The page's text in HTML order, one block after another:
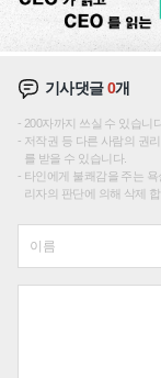
기사댓글0개
200자까지 쓰실 수 있습니
저작권 등 다른 사람의 권
를 받을 수 있습니다.
타인에게 불쾌감을 주는
리자의 판단에 의해 삭제